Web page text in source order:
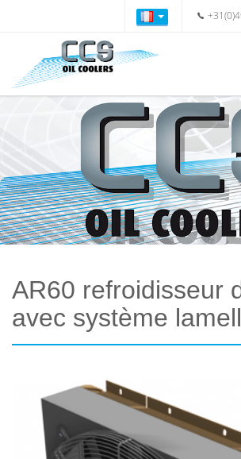
AR60 refroidisseur
avec système